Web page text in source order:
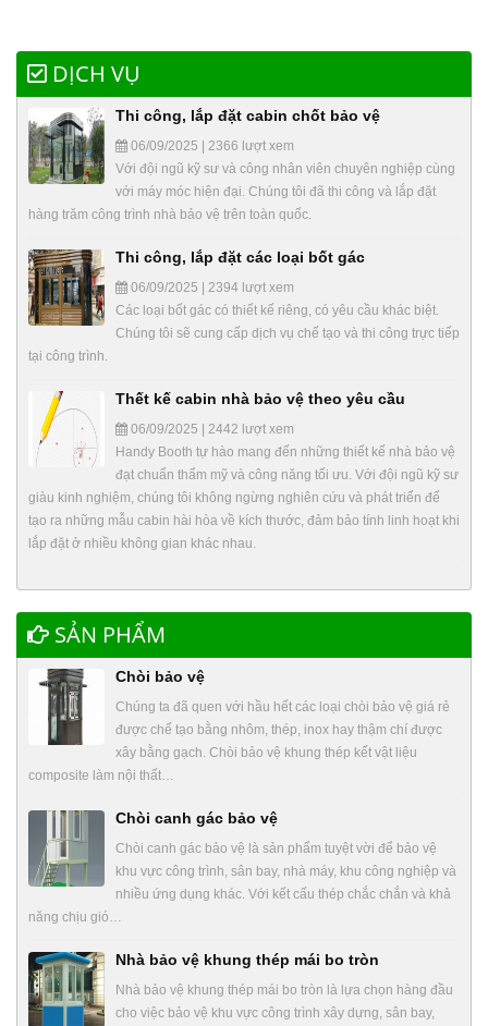
DỊCH VỤ
Thi công, lắp đặt cabin chốt bảo vệ
06/09/2025 | 2366 lượt xem
Với đội ngũ kỹ sư và công nhân viên chuyên nghiệp cùng
với máy móc hiện đại. Chúng tôi đã thi công và lắp đặt
hàng trăm công trình nhà bảo vệ trên toàn quốc.
Thi công, lắp đặt các loại bốt gác
06/09/2025 | 2394 lượt xem
Các loại bốt gác có thiết kế riêng, có yêu cầu khác biệt.
Chúng tôi sẽ cung cấp dịch vụ chế tạo và thi công trực tiếp
tại công trình.
Thết kế cabin nhà bảo vệ theo yêu cầu
06/09/2025 | 2442 lượt xem
Handy Booth tự hào mang đến những thiết kế nhà bảo vệ
đạt chuẩn thẩm mỹ và công năng tối ưu. Với đội ngũ kỹ sư
giàu kinh nghiệm, chúng tôi không ngừng nghiên cứu và phát triển để
tạo ra những mẫu cabin hài hòa về kích thước, đảm bảo tính linh hoạt khi
lắp đặt ở nhiều không gian khác nhau.
SẢN PHẨM
Chòi bảo vệ
Chúng ta đã quen với hầu hết các loại chòi bảo vệ giá rẻ
được chế tạo bằng nhôm, thép, inox hay thậm chí được
xây bằng gạch. Chòi bảo vệ khung thép kết vật liệu
composite làm nội thất…
Chòi canh gác bảo vệ
Chòi canh gác bảo vệ là sản phẩm tuyệt vời để bảo vệ
khu vực công trình, sân bay, nhà máy, khu công nghiệp và
nhiều ứng dụng khác. Với kết cấu thép chắc chắn và khả
năng chịu gió…
Nhà bảo vệ khung thép mái bo tròn
Nhà bảo vệ khung thép mái bo tròn là lựa chọn hàng đầu
cho việc bảo vệ khu vực công trình xây dựng, sân bay,